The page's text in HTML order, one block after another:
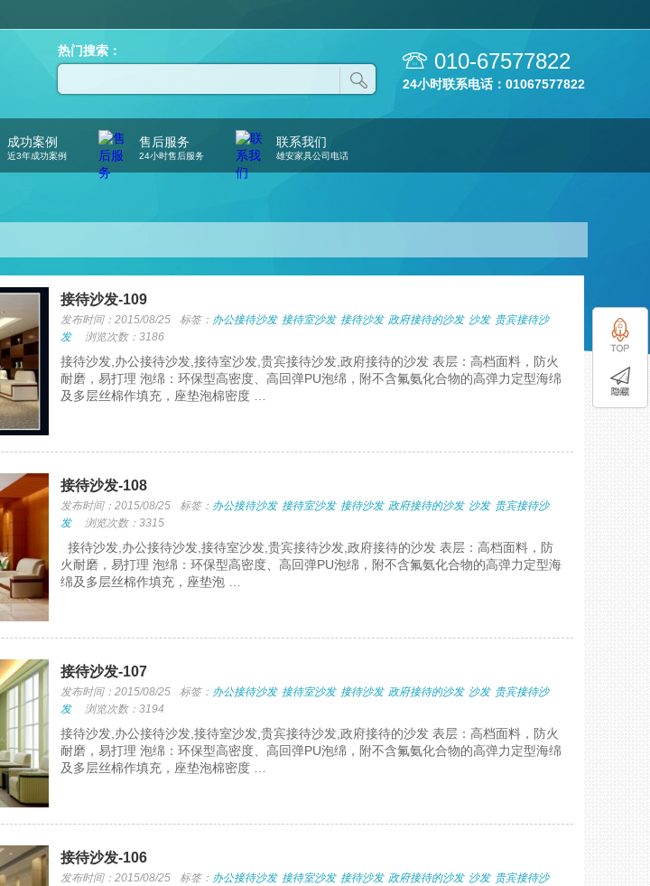
010-67577822
24小时联系电话：01067577822
热门搜索：
成功案例
近3年成功案例
售后服务
24小时售后服务
联系我们
雄安家具公司电话
接待沙发-109
发布时间：2015/08/25 标签： 办公接待沙发 接待室沙发 接待沙发 政府接待的沙发 沙发 贵宾接待沙
发
浏览次数：3186
接待沙发,办公接待沙发,接待室沙发,贵宾接待沙发,政府接待的沙发 表层：高档面料，防火
耐磨，易打理 泡绵：环保型高密度、高回弹PU泡绵，附不含氟氨化合物的高弹力定型海绵
及多层丝棉作填充，座垫泡棉密度 …
接待沙发-108
发布时间：2015/08/25 标签： 办公接待沙发 接待室沙发 接待沙发 政府接待的沙发 沙发 贵宾接待沙
发
浏览次数：3315
接待沙发,办公接待沙发,接待室沙发,贵宾接待沙发,政府接待的沙发 表层：高档面料，防
火耐磨，易打理 泡绵：环保型高密度、高回弹PU泡绵，附不含氟氨化合物的高弹力定型海
绵及多层丝棉作填充，座垫泡 …
接待沙发-107
发布时间：2015/08/25 标签： 办公接待沙发 接待室沙发 接待沙发 政府接待的沙发 沙发 贵宾接待沙
发
浏览次数：3194
接待沙发,办公接待沙发,接待室沙发,贵宾接待沙发,政府接待的沙发 表层：高档面料，防火
耐磨，易打理 泡绵：环保型高密度、高回弹PU泡绵，附不含氟氨化合物的高弹力定型海绵
及多层丝棉作填充，座垫泡棉密度 …
接待沙发-106
发布时间：2015/08/25 标签： 办公接待沙发 接待室沙发 接待沙发 政府接待的沙发 沙发 贵宾接待沙